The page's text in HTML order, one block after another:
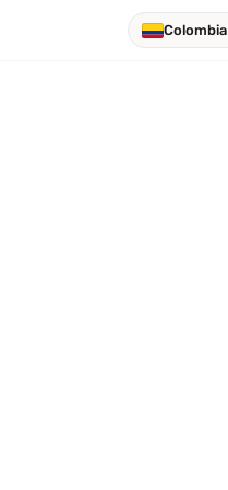
Colombia